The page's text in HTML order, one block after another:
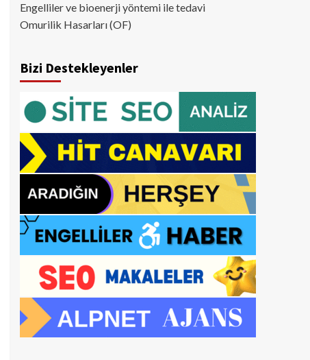
Engelliler ve bioenerji yöntemi ile tedavi
Omurilik Hasarları (OF)
Bizi Destekleyenler